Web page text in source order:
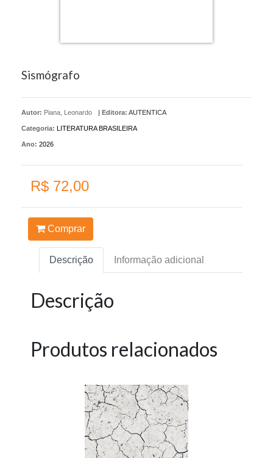
Sismógrafo
Autor: Piana, Leonardo | Editora: AUTENTICA
Categoria: LITERATURA BRASILEIRA
Ano: 2026
R$ 72,00
Comprar
Descrição Informação adicional
Descrição
Produtos relacionados